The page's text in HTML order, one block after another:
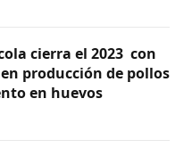
cierra el 2023 con
producción de pollos
en huevos